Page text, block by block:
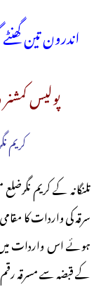
پولیس
کریم نگر
تلنگانہ کے کریم
سرقہ کی واردات کا
ہوئے اس واردات میں
کے قبضہ سے مسرقہ رقم